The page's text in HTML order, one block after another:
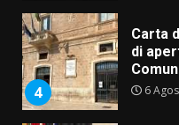
4
Carta
di
6